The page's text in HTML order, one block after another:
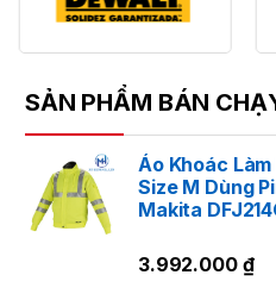
SẢN PHẨM BÁN
Áo Khoác
Size M Dùng
Makita
3.992.000 ₫